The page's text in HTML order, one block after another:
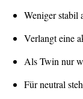
Weniger stabil
Verlangt eine
Als Twin nur
Für neutral